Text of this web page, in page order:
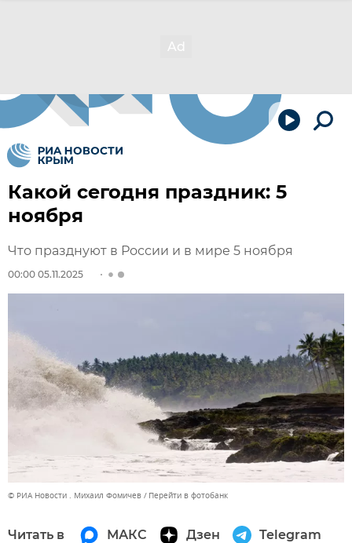
Какой сегодня праздник: 5
ноября
Что празднуют в России и в мире 5 ноября
00:00 05.11.2025
© РИА Новости . Михаил Фомичев Перейти в фотобанк
Читать в МАКС Дзен Telegram